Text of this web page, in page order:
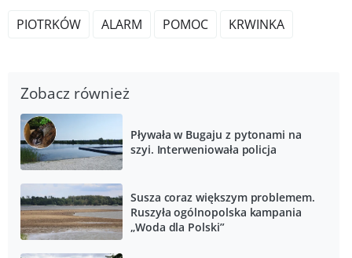
PIOTRKÓW ALARM POMOC KRWINKA
Zobacz również
Pływała w Bugaju z pytonami na
szyi. Interweniowała policja
Susza coraz większym problemem.
Ruszyła ogólnopolska kampania
„Woda dla Polski”